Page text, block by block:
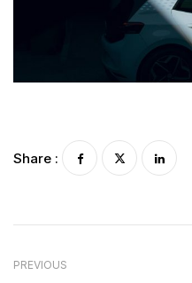
Share :
PREVIOUS